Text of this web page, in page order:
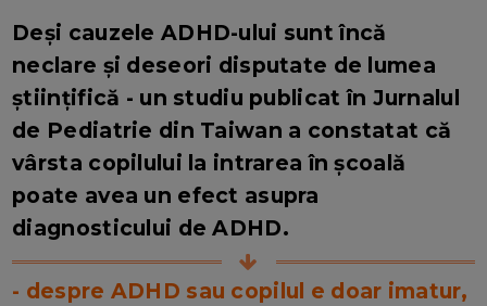
Deși cauzele ADHD-ului sunt încă
neclare și deseori disputate de lumea
științifică - un studiu publicat în Jurnalul
de Pediatrie din Taiwan a constatat că
vârsta copilului la intrarea în școală
poate avea un efect asupra
diagnosticului de ADHD.
- despre ADHD sau copilul e doar imatur,